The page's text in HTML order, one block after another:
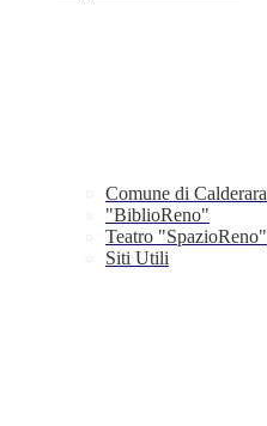
Comune di Calderara
"BiblioReno"
Teatro "SpazioReno"
Siti Utili